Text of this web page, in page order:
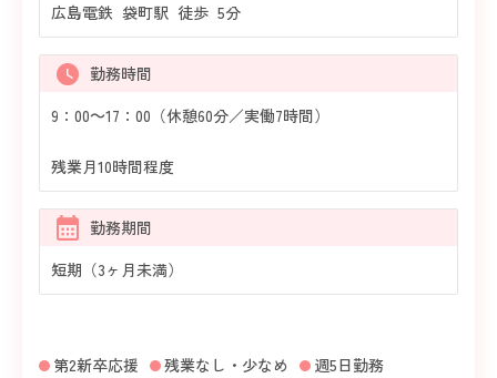
広島電鉄 袋町駅 徒歩 5分
勤務時間
9：00～17：00（休憩60分／実働7時間）
残業月10時間程度
勤務期間
短期（3ヶ月未満）
第2新卒応援 残業なし・少なめ
週5日勤務